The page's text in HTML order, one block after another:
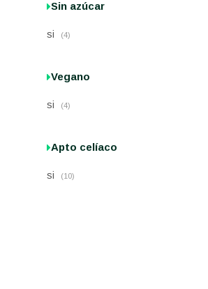
Sin azúcar
si (4)
Vegano
si (4)
Apto celíaco
si (10)